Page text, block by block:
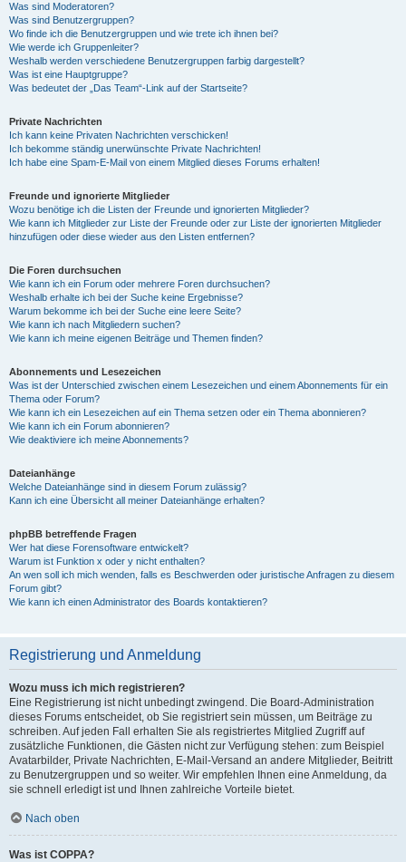
Was sind Moderatoren?
Was sind Benutzergruppen?
Wo finde ich die Benutzergruppen und wie trete ich ihnen bei?
Wie werde ich Gruppenleiter?
Weshalb werden verschiedene Benutzergruppen farbig dargestellt?
Was ist eine Hauptgruppe?
Was bedeutet der „Das Team“-Link auf der Startseite?
Private Nachrichten
Ich kann keine Privaten Nachrichten verschicken!
Ich bekomme ständig unerwünschte Private Nachrichten!
Ich habe eine Spam-E-Mail von einem Mitglied dieses Forums erhalten!
Freunde und ignorierte Mitglieder
Wozu benötige ich die Listen der Freunde und ignorierten Mitglieder?
Wie kann ich Mitglieder zur Liste der Freunde oder zur Liste der ignorierten Mitglieder
hinzufügen oder diese wieder aus den Listen entfernen?
Die Foren durchsuchen
Wie kann ich ein Forum oder mehrere Foren durchsuchen?
Weshalb erhalte ich bei der Suche keine Ergebnisse?
Warum bekomme ich bei der Suche eine leere Seite?
Wie kann ich nach Mitgliedern suchen?
Wie kann ich meine eigenen Beiträge und Themen finden?
Abonnements und Lesezeichen
Was ist der Unterschied zwischen einem Lesezeichen und einem Abonnements für ein
Thema oder Forum?
Wie kann ich ein Lesezeichen auf ein Thema setzen oder ein Thema abonnieren?
Wie kann ich ein Forum abonnieren?
Wie deaktiviere ich meine Abonnements?
Dateianhänge
Welche Dateianhänge sind in diesem Forum zulässig?
Kann ich eine Übersicht all meiner Dateianhänge erhalten?
phpBB betreffende Fragen
Wer hat diese Forensoftware entwickelt?
Warum ist Funktion x oder y nicht enthalten?
An wen soll ich mich wenden, falls es Beschwerden oder juristische Anfragen zu diesem
Forum gibt?
Wie kann ich einen Administrator des Boards kontaktieren?
Registrierung und Anmeldung
Wozu muss ich mich registrieren?
Eine Registrierung ist nicht unbedingt zwingend. Die Board-Administration
dieses Forums entscheidet, ob Sie registriert sein müssen, um Beiträge zu
schreiben. Auf jeden Fall erhalten Sie als registriertes Mitglied Zugriff auf
zusätzliche Funktionen, die Gästen nicht zur Verfügung stehen: zum Beispiel
Avatarbilder, Private Nachrichten, E-Mail-Versand an andere Mitglieder, Beitritt
zu Benutzergruppen und so weiter. Wir empfehlen Ihnen eine Anmeldung, da
sie schnell erledigt ist und Ihnen zahlreiche Vorteile bietet.
Nach oben
Was ist COPPA?